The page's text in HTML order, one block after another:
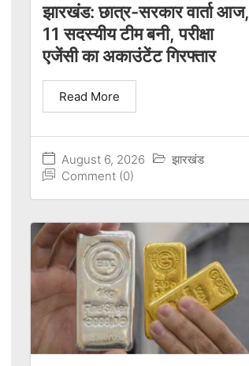
झारखंड: छात्र-सरकार वार्ता आज,
11 सदस्यीय टीम बनी, परीक्षा
एजेंसी का अकाउंटेंट गिरफ्तार
August 6, 2026
झारखंड
Comment (0)
Read More